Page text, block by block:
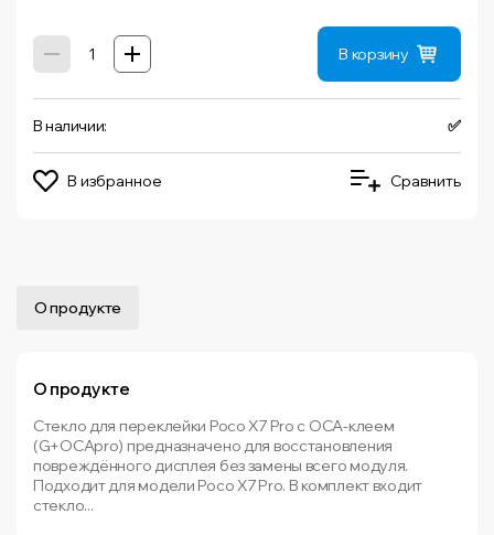
В корзину
В наличии: ✅
В избранное Сравнить
О продукте
О продукте
Стекло для переклейки Poco X7 Pro с OCA-клеем
(G+OCApro) предназначено для восстановления
повреждённого дисплея без замены всего модуля.
Подходит для модели Poco X7 Pro. В комплект входит
стекло...